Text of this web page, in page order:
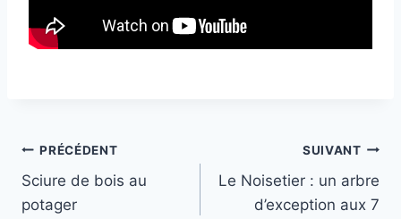
Navigation
de
PRÉCÉDENT
Sciure de bois au
potager
SUIVANT
Le Noisetier : un arbre
d’exception aux 7